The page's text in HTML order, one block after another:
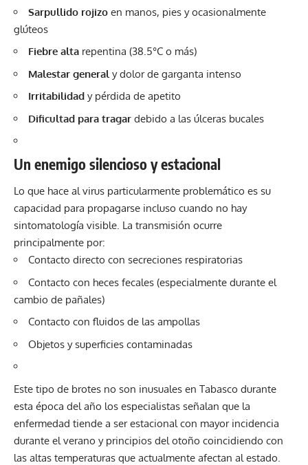
Sarpullido rojizo en manos, pies y ocasionalmente
glúteos
Fiebre alta repentina (38.5°C o más)
Malestar general y dolor de garganta intenso
Irritabilidad y pérdida de apetito
Dificultad para tragar debido a las úlceras bucales
Un enemigo silencioso y estacional
Lo que hace al virus particularmente problemático es su
capacidad para propagarse incluso cuando no hay
sintomatología visible. La transmisión ocurre
principalmente por:
Contacto directo con secreciones respiratorias
Contacto con heces fecales (especialmente durante el
cambio de pañales)
Contacto con fluidos de las ampollas
Objetos y superficies contaminadas
Este tipo de brotes no son inusuales en Tabasco durante
esta época del año los especialistas señalan que la
enfermedad tiende a ser estacional con mayor incidencia
durante el verano y principios del otoño coincidiendo con
las altas temperaturas que actualmente afectan al estado.